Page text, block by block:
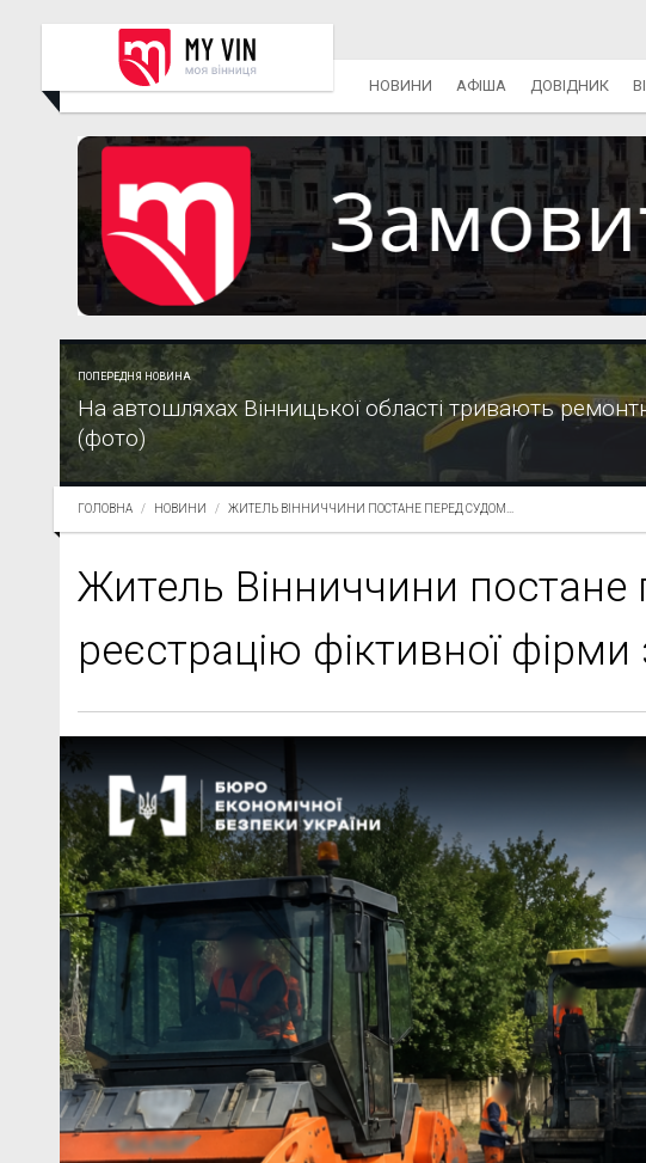
НОВИНИ АФІША ДОВІДНИК
ПОПЕРЕДНЯ НОВИНА
На автошляхах Вінницької області тривають
(фото)
ГОЛОВНА НОВИНИ ЖИТЕЛЬ ВІННИЧЧИНИ ПОСТАНЕ ПЕРЕД СУДОМ...
Житель Вінниччини постане
реєстрацію фіктивної